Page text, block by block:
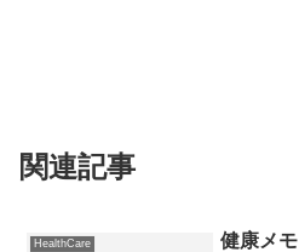
関連記事
HealthCare 健康メモ